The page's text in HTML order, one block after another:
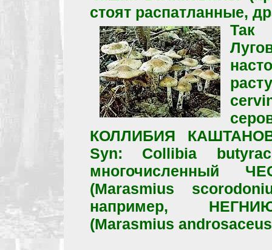
стоят распатланные,
Так
КОЛЛИБИЯ
Syn: Collibia
многочисленный
(Marasmius
например,
(Marasmius